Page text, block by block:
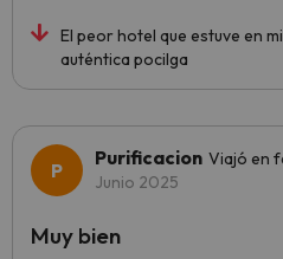
El peor hotel que estuve en
auténtica pocilga
Purificacion Viajó en
Junio 2025
Muy bien